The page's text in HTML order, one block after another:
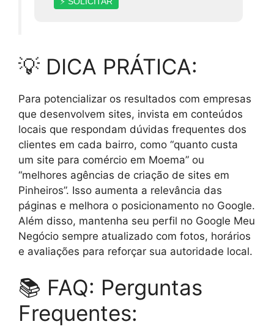
💡 DICA PRÁTICA:
Para potencializar os resultados com empresas
que desenvolvem sites, invista em conteúdos
locais que respondam dúvidas frequentes dos
clientes em cada bairro, como “quanto custa
um site para comércio em Moema” ou
“melhores agências de criação de sites em
Pinheiros”. Isso aumenta a relevância das
páginas e melhora o posicionamento no Google.
Além disso, mantenha seu perfil no Google Meu
Negócio sempre atualizado com fotos, horários
e avaliações para reforçar sua autoridade local.
📚 FAQ: Perguntas
Frequentes: